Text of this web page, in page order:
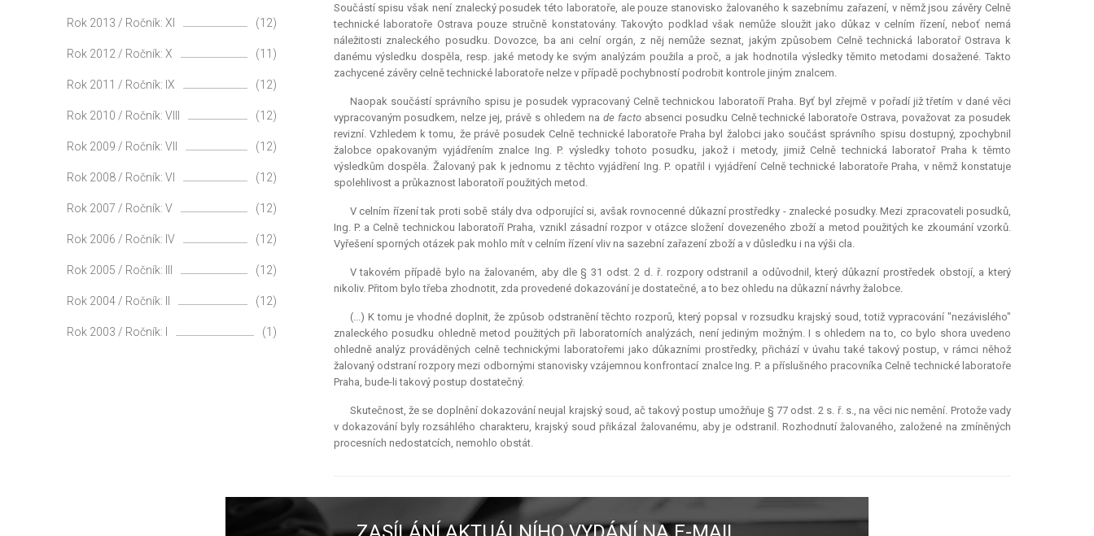
Součástí spisu však není znalecký posudek této laboratoře, ale pouze stanovisko žalovaného k sazebnímu zařazení, v němž jsou závěry Celně
technické laboratoře Ostrava pouze stručně konstatovány. Takovýto podklad však nemůže sloužit jako důkaz v celním řízení, neboť nemá
náležitosti znaleckého posudku. Dovozce, ba ani celní orgán, z něj nemůže seznat, jakým způsobem Celně technická laboratoř Ostrava k
danému výsledku dospěla, resp. jaké metody ke svým analýzám použila a proč, a jak hodnotila výsledky těmito metodami dosažené. Takto
zachycené závěry celně technické laboratoře nelze v případě pochybností podrobit kontrole jiným znalcem.
Naopak součástí správního spisu je posudek vypracovaný Celně technickou laboratoří Praha. Byť byl zřejmě v pořadí již třetím v dané věci
vypracovaným posudkem, nelze jej, právě s ohledem na de factoabsenci posudku Celně technické laboratoře Ostrava, považovat za posudek
revizní. Vzhledem k tomu, že právě posudek Celně technické laboratoře Praha byl žalobci jako součást správního spisu dostupný, zpochybnil
žalobce opakovaným vyjádřením znalce Ing. P. výsledky tohoto posudku, jakož i metody, jimiž Celně technická laboratoř Praha k těmto
výsledkům dospěla. Žalovaný pak k jednomu z těchto vyjádření Ing. P. opatřil i vyjádření Celně technické laboratoře Praha, v němž konstatuje
spolehlivost a průkaznost laboratoří použitých metod.
V celním řízení tak proti sobě stály dva odporující si, avšak rovnocenné důkazní prostředky - znalecké posudky. Mezi zpracovateli posudků,
Ing. P. a Celně technickou laboratoří Praha, vznikl zásadní rozpor v otázce složení dovezeného zboží a metod použitých ke zkoumání vzorků.
Vyřešení sporných otázek pak mohlo mít v celním řízení vliv na sazební zařazení zboží a v důsledku i na výši cla.
V takovém případě bylo na žalovaném, aby dle § 31 odst. 2 d. ř. rozpory odstranil a odůvodnil, který důkazní prostředek obstojí, a který
nikoliv. Přitom bylo třeba zhodnotit, zda provedené dokazování je dostatečné, a to bez ohledu na důkazní návrhy žalobce.
(...) K tomu je vhodné doplnit, že způsob odstranění těchto rozporů, který popsal v rozsudku krajský soud, totiž vypracování "nezávislého"
znaleckého posudku ohledně metod použitých při laboratorních analýzách, není jediným možným. I s ohledem na to, co bylo shora uvedeno
ohledně analýz prováděných celně technickými laboratořemi jako důkazními prostředky, přichází v úvahu také takový postup, v rámci něhož
žalovaný odstraní rozpory mezi odbornými stanovisky vzájemnou konfrontací znalce Ing. P. a příslušného pracovníka Celně technické laboratoře
Praha, bude-li takový postup dostatečný.
Skutečnost, že se doplnění dokazování neujal krajský soud, ač takový postup umožňuje § 77 odst. 2 s. ř. s., na věci nic nemění. Protože vady
v dokazování byly rozsáhlého charakteru, krajský soud přikázal žalovanému, aby je odstranil. Rozhodnutí žalovaného, založené na zmíněných
procesních nedostatcích, nemohlo obstát.
Rok 2013 / Ročník: XI (12)
Rok 2012 / Ročník: X (11)
Rok 2011 / Ročník: IX (12)
Rok 2010 / Ročník: VIII (12)
Rok 2009 / Ročník: VII (12)
Rok 2008 / Ročník: VI (12)
Rok 2007 / Ročník: V (12)
Rok 2006 / Ročník: IV (12)
Rok 2005 / Ročník: III (12)
Rok 2004 / Ročník: II (12)
Rok 2003 / Ročník: I (1)